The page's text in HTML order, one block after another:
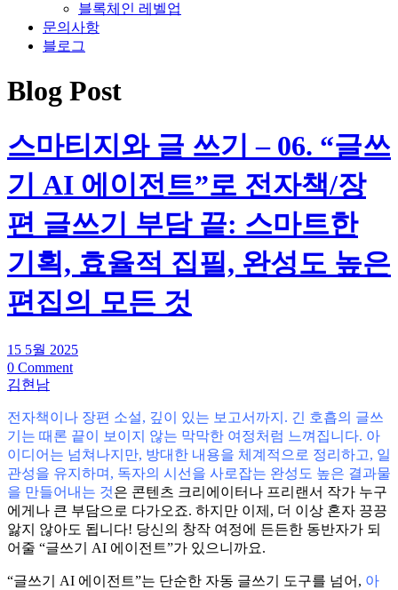
블록체인 레벨업
문의사항
블로그
Blog Post
스마티지와 글 쓰기 – 06. “글쓰
기 AI 에이전트”로 전자책/장
편 글쓰기 부담 끝: 스마트한
기획, 효율적 집필, 완성도 높은
편집의 모든 것
15 5월 2025
0 Comment
김현남
전자책이나 장편 소설, 깊이 있는 보고서까지. 긴 호흡의 글쓰
기는 때론 끝이 보이지 않는 막막한 여정처럼 느껴집니다. 아
이디어는 넘쳐나지만, 방대한 내용을 체계적으로 정리하고, 일
관성을 유지하며, 독자의 시선을 사로잡는 완성도 높은 결과물
을 만들어내는 것은 콘텐츠 크리에이터나 프리랜서 작가 누구
에게나 큰 부담으로 다가오죠. 하지만 이제, 더 이상 혼자 끙끙
앓지 않아도 됩니다! 당신의 창작 여정에 든든한 동반자가 되
어줄 “글쓰기 AI 에이전트”가 있으니까요.
“글쓰기 AI 에이전트”는 단순한 자동 글쓰기 도구를 넘어, 아